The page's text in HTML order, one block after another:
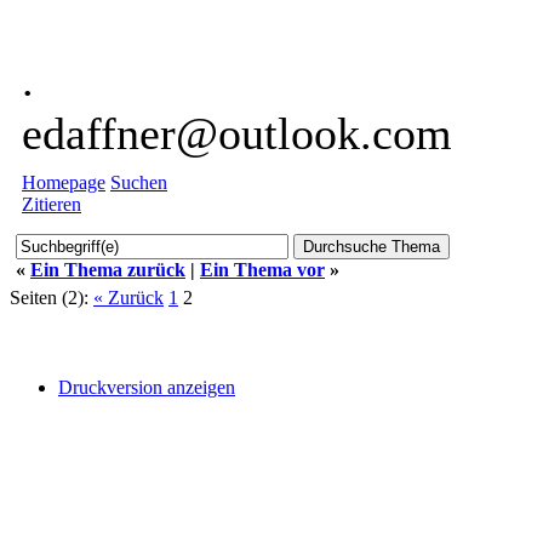
.
edaffner@outlook.com
Homepage Suchen
Zitieren
« Ein Thema zurück | Ein Thema vor »
Seiten (2): « Zurück 1 2
Druckversion anzeigen